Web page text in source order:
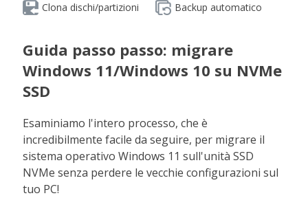
Clona dischi/partizioni Backup automatico
Guida passo passo: migrare
Windows 11/Windows 10 su NVMe
SSD
Esaminiamo l'intero processo, che è
incredibilmente facile da seguire, per migrare il
sistema operativo Windows 11 sull'unità SSD
NVMe senza perdere le vecchie configurazioni sul
tuo PC!